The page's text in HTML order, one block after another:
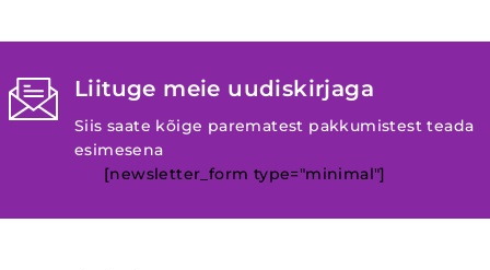
Liituge meie uudiskirjaga
Siis saate kõige parematest pakkumistest teada
esimesena
[newsletter_form type="minimal"]